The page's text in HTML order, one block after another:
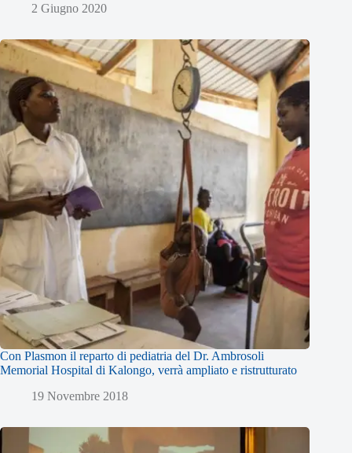
2 Giugno 2020
Con Plasmon il reparto di pediatria del Dr. Ambrosoli
Memorial Hospital di Kalongo, verrà ampliato e ristrutturato
19 Novembre 2018